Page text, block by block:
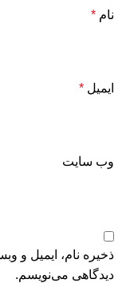
نام *
ایمیل *
وب‌ سایت
ذخیره نام، ایمیل و
دیدگاهی می‌نویسم.